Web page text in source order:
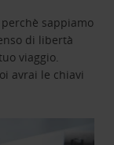
perchè sappiamo
di libertà
viaggio.
avrai le chiavi